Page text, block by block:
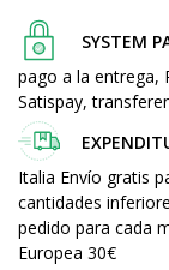
SYSTEM
pago a la entrega,
Satispay,
Italia Envío gratis
cantidades
pedido para cada
Europea 30€